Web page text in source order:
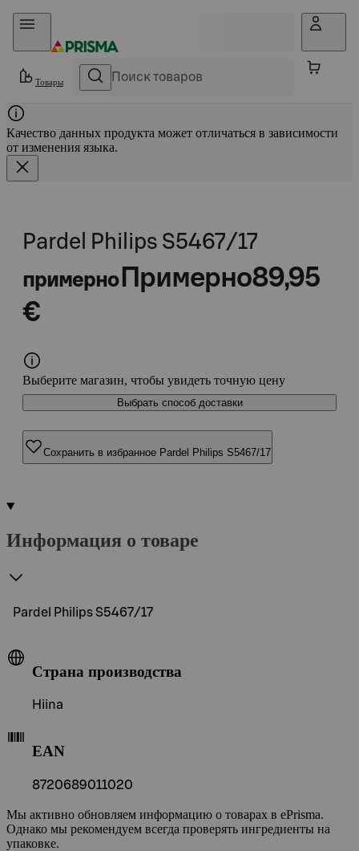
Прыгать в контент
Товары
Качество данных продукта может отличаться в зависимости
от изменения языка.
Pardel Philips S5467/17
примерно Примерно89,95
€
Выберите магазин, чтобы увидеть точную цену
Выбрать способ доставки
Сохранить в избранное Pardel Philips S5467/17
Информация о товаре
Pardel Philips S5467/17
Страна производства
Hiina
EAN
8720689011020
Мы активно обновляем информацию о товарах в ePrisma.
Однако мы рекомендуем всегда проверять ингредиенты на
упаковке.